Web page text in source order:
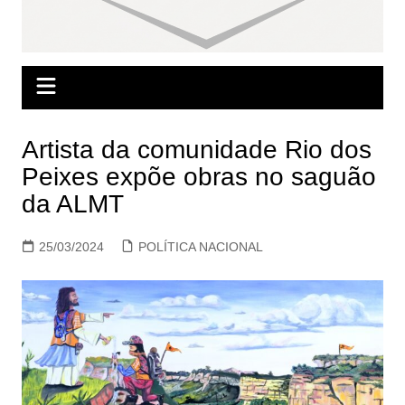
Artista da comunidade Rio dos
Peixes expõe obras no saguão
da ALMT
25/03/2024 POLÍTICA NACIONAL